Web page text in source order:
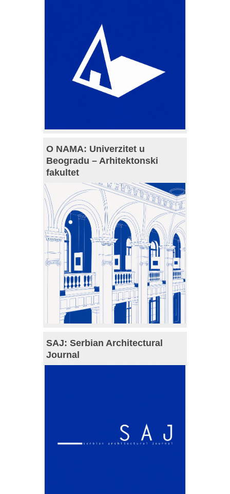
O NAMA: Univerzitet u
Beogradu – Arhitektonski
fakultet
SAJ: Serbian Architectural
Journal